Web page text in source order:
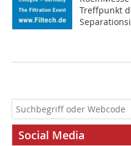
Treffpunkt
Social Media